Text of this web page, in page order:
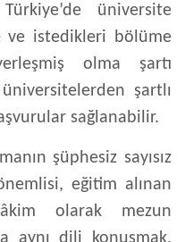
üniversite
ve istedikleri bölüme
olma şartı
şartlı
sağlanabilir.
şüphesiz sayısız
eğitim alınan
olarak mezun
aynı dili konuşmak,